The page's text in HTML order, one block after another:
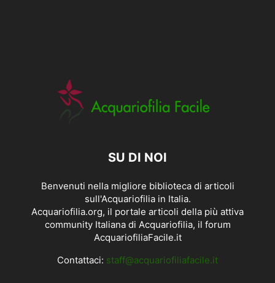
SU DI NOI
Benvenuti nella migliore biblioteca di articoli
sull'Acquariofilia in Italia.
Acquariofilia.org, il portale articoli della più attiva
community Italiana di Acquariofilia, il forum
AcquariofiliaFacile.it
Contattaci: staff@acquariofiliafacile.it